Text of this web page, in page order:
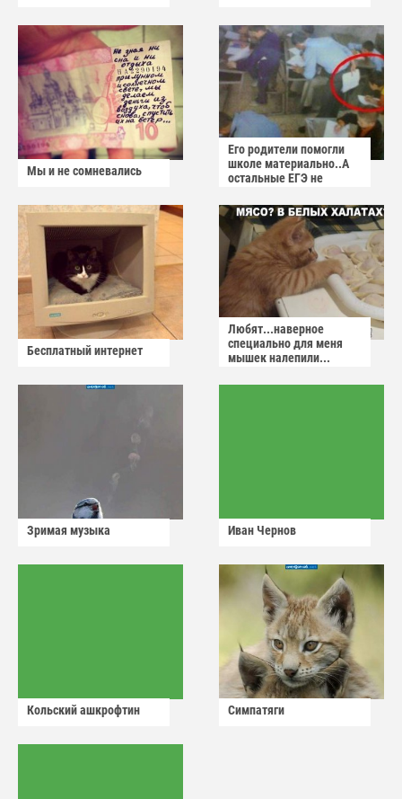
Мы и не сомневались
Его родители помогли
школе материально..А
остальные ЕГЭ не
Бесплатный интернет
Любят...наверное
специально для меня
мышек налепили...
Зримая музыка Иван Чернов
Кольский ашкрофтин Симпатяги